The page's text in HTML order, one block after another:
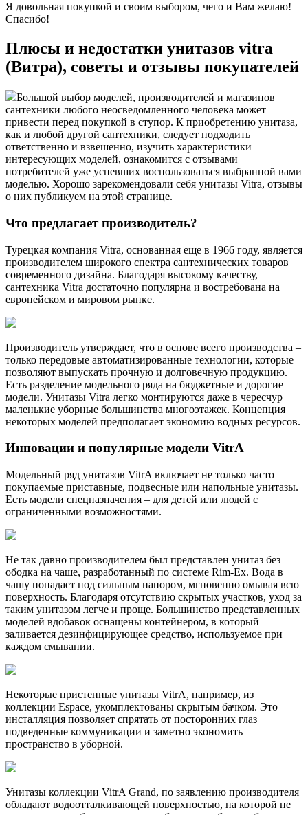
Я довольная покупкой и своим выбором, чего и Вам желаю!
Спасибо!
Плюсы и недостатки унитазов vitra
(Витра), советы и отзывы покупателей
Большой выбор моделей, производителей и магазинов
сантехники любого неосведомленного человека может
привести перед покупкой в ступор. К приобретению унитаза,
как и любой другой сантехники, следует подходить
ответственно и взвешенно, изучить характеристики
интересующих моделей, ознакомится с отзывами
потребителей уже успевших воспользоваться выбранной вами
моделью. Хорошо зарекомендовали себя унитазы Vitra, отзывы
о них публикуем на этой странице.
Что предлагает производитель?
Турецкая компания Vitra, основанная еще в 1966 году, является
производителем широкого спектра сантехнических товаров
современного дизайна. Благодаря высокому качеству,
сантехника Vitra достаточно популярна и востребована на
европейском и мировом рынке.
Производитель утверждает, что в основе всего производства –
только передовые автоматизированные технологии, которые
позволяют выпускать прочную и долговечную продукцию.
Есть разделение модельного ряда на бюджетные и дорогие
модели. Унитазы Vitra легко монтируются даже в чересчур
маленькие уборные большинства многоэтажек. Концепция
некоторых моделей предполагает экономию водных ресурсов.
Инновации и популярные модели VitrA
Модельный ряд унитазов VitrA включает не только часто
покупаемые приставные, подвесные или напольные унитазы.
Есть модели спецназначения – для детей или людей с
ограниченными возможностями.
Не так давно производителем был представлен унитаз без
ободка на чаше, разработанный по системе Rim-Ex. Вода в
чашу попадает под сильным напором, мгновенно омывая всю
поверхность. Благодаря отсутствию скрытых участков, уход за
таким унитазом легче и проще. Большинство представленных
моделей вдобавок оснащены контейнером, в который
заливается дезинфицирующее средство, используемое при
каждом смывании.
Некоторые пристенные унитазы VitrA, например, из
коллекции Espace, укомплектованы скрытым бачком. Это
инсталляция позволяет спрятать от посторонних глаз
подведенные коммуникации и заметно экономить
пространство в уборной.
Унитазы коллекции VitrA Grand, по заявлению производителя
обладают водоотталкивающей поверхностью, на которой не